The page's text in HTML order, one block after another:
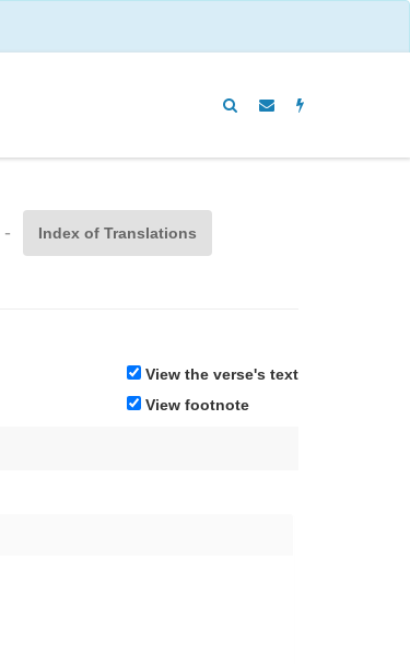
- Index of Translations
View the verse's text
View footnote